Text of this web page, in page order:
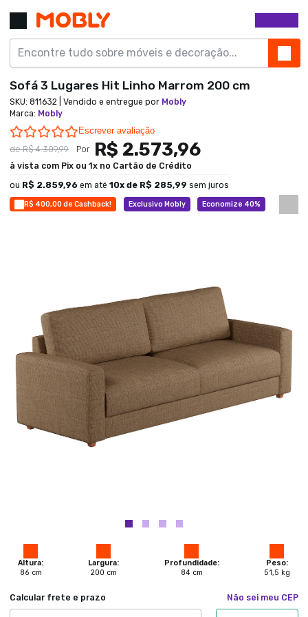
R$ 400,00 de Cashback! Exclusivo Mobly Economize 40%
Altura:
86 cm
Largura:
200 cm
Profundidade:
84cm
Peso:
51,5 kg
Calcular frete e prazo Não sei meu CEP
Sofá 3 Lugares Hit Linho Marrom 200 cm
SKU: 811632 | Vendido e entregue por Mobly
Marca: Mobly
0.0 star rating
Escrever avaliação
deR$ 4.309,99 Por R$ 2.573,96
à vista com Pix ou 1x no Cartão de Crédito
ou R$ 2.859,96 em até 10x de R$ 285,99 sem juros